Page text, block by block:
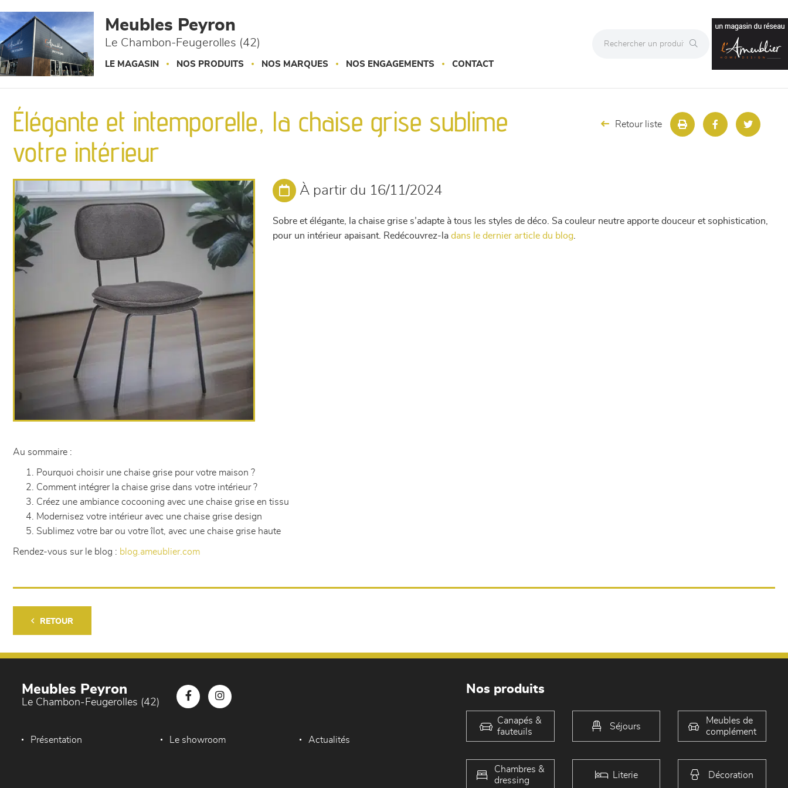
Meubles Peyron
Le Chambon-Feugerolles (42)
LE MAGASIN NOS PRODUITS NOS MARQUES NOS ENGAGEMENTS CONTACT
Élégante et intemporelle, la chaise grise sublime
votre intérieur
Retour liste
À partir du 16/11/2024
Sobre et élégante, la chaise grise s’adapte à tous les styles de déco. Sa couleur neutre apporte douceur et sophistication,
pour un intérieur apaisant. Redécouvrez-ladans le dernier article du blog
Au sommaire :
Pourquoi choisir une chaise grise pour votre maison ?
Comment intégrer la chaise grise dans votre intérieur ?
Créez une ambiance cocooning avec une chaise grise en tissu
Modernisez votre intérieur avec une chaise grise design
Sublimez votre bar ou votre îlot, avec une chaise grise haute
Rendez-vous sur le blog : blog.ameublier.com
RETOUR
Meubles Peyron
Le Chambon-Feugerolles (42)
Présentation Le showroom Actualités
Nos produits
Canapés &
fauteuils
Séjours
Meubles de
complément
Chambres &
dressing
Literie Décoration